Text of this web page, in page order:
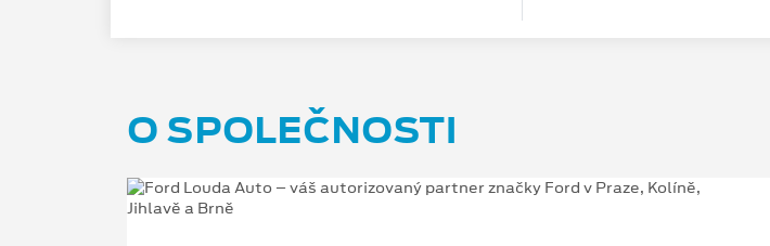
O SPOLEČNOSTI